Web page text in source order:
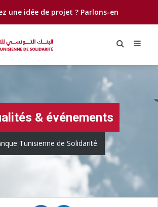
une idée de projet ? Parlons-en
& événements
Tunisienne de Solidarité